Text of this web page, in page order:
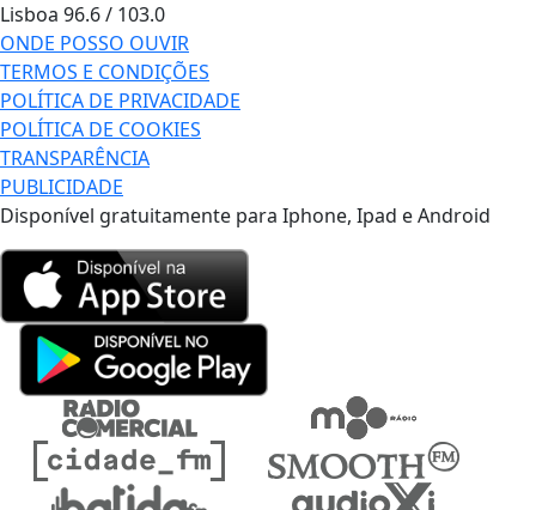
Lisboa 96.6 / 103.0
ONDE POSSO OUVIR
TERMOS E CONDIÇÕES
POLÍTICA DE PRIVACIDADE
POLÍTICA DE COOKIES
TRANSPARÊNCIA
PUBLICIDADE
Disponível gratuitamente para Iphone, Ipad e Android